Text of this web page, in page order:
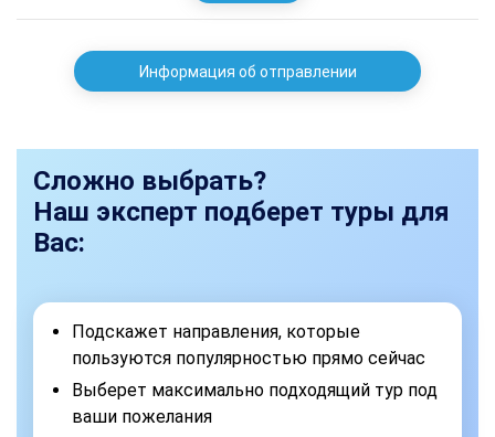
Информация об отправлении
Сложно выбрать?
Наш эксперт подберет туры для
Вас:
Подскажет направления, которые
пользуются популярностью прямо сейчас
Выберет максимально подходящий тур под
ваши пожелания